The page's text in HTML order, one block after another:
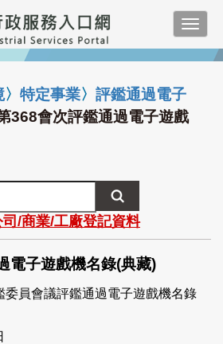
〉特定事業〉評鑑通過電子
368會次評鑑通過電子遊戲
司/商業/工廠登記資料
電子遊戲機名錄(典藏)
委員會議評鑑通過電子遊戲機名錄